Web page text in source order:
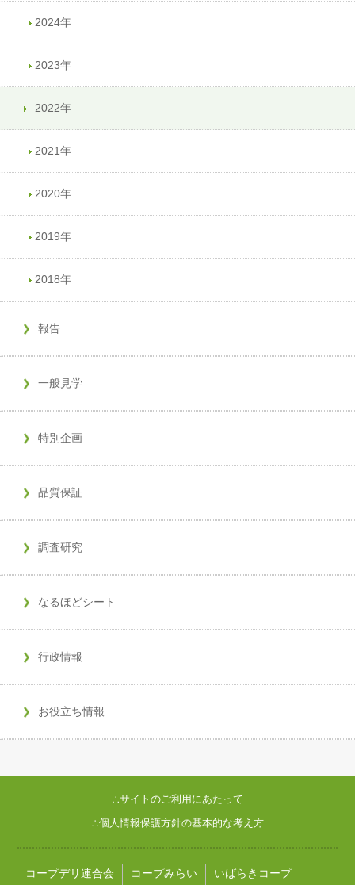
2024年
2023年
2022年
2021年
2020年
2019年
2018年
報告
一般見学
特別企画
品質保証
調査研究
なるほどシート
行政情報
お役立ち情報
∴サイトのご利用にあたって
∴個人情報保護方針の基本的な考え方
コープデリ連合会 コープみらい いばらきコープ